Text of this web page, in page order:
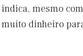
indica, mesmo
muito dinheiro